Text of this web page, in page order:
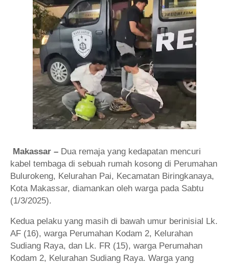
Makassar – Dua remaja yang kedapatan mencuri
kabel tembaga di sebuah rumah kosong di Perumahan
Bulurokeng, Kelurahan Pai, Kecamatan Biringkanaya,
Kota Makassar, diamankan oleh warga pada Sabtu
(1/3/2025).
Kedua pelaku yang masih di bawah umur berinisial Lk.
AF (16), warga Perumahan Kodam 2, Kelurahan
Sudiang Raya, dan Lk. FR (15), warga Perumahan
Kodam 2, Kelurahan Sudiang Raya. Warga yang